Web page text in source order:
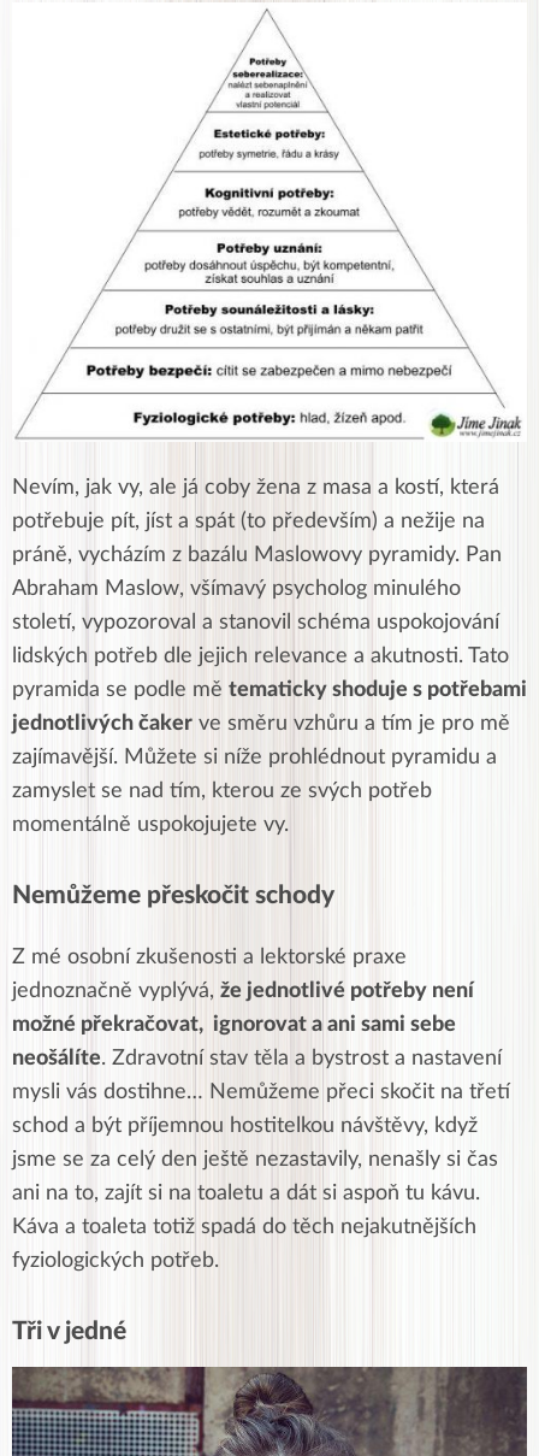
Nevím, jak vy, ale já coby žena z masa a kostí, která
potřebuje pít, jíst a spát (to především) a nežije na
práně, vycházím z bazálu Maslowovy pyramidy. Pan
Abraham Maslow, všímavý psycholog minulého
století, vypozoroval a stanovil schéma uspokojování
lidských potřeb dle jejich relevance a akutnosti. Tato
pyramida se podle mě tematicky shoduje s potřebami
jednotlivých čaker ve směru vzhůru a tím je pro mě
zajímavější. Můžete si níže prohlédnout pyramidu a
zamyslet se nad tím, kterou ze svých potřeb
momentálně uspokojujete vy.
Nemůžeme přeskočit schody
Z mé osobní zkušenosti a lektorské praxe
jednoznačně vyplývá, že jednotlivé potřeby není
možné překračovat, ignorovat a ani sami sebe
neošálíte. Zdravotní stav těla a bystrost a nastavení
mysli vás dostihne… Nemůžeme přeci skočit na třetí
schod a být příjemnou hostitelkou návštěvy, když
jsme se za celý den ještě nezastavily, nenašly si čas
ani na to, zajít si na toaletu a dát si aspoň tu kávu.
Káva a toaleta totiž spadá do těch nejakutnějších
fyziologických potřeb.
Tři v jedné